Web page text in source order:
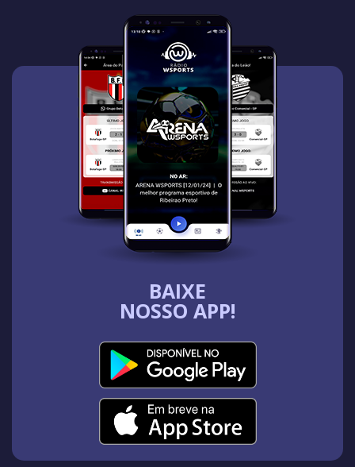
BAIXE
NOSSO APP!